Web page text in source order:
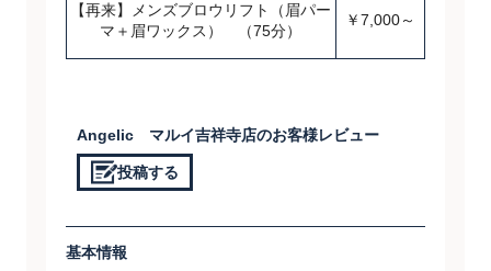
【再来】メンズブロウリフト（眉パー
マ＋眉ワックス） （75分）
￥7,000～
Angelic マルイ吉祥寺店のお客様レビュー
投稿する
基本情報